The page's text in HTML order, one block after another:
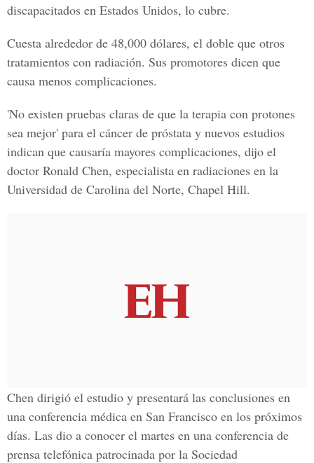
discapacitados en Estados Unidos, lo cubre.
Cuesta alrededor de 48,000 dólares, el doble que otros
tratamientos con radiación. Sus promotores dicen que
causa menos complicaciones.
'No existen pruebas claras de que la terapia con protones
sea mejor' para el cáncer de próstata y nuevos estudios
indican que causaría mayores complicaciones, dijo el
doctor Ronald Chen, especialista en radiaciones en la
Universidad de Carolina del Norte, Chapel Hill.
Chen dirigió el estudio y presentará las conclusiones en
una conferencia médica en San Francisco en los próximos
días. Las dio a conocer el martes en una conferencia de
prensa telefónica patrocinada por la Sociedad